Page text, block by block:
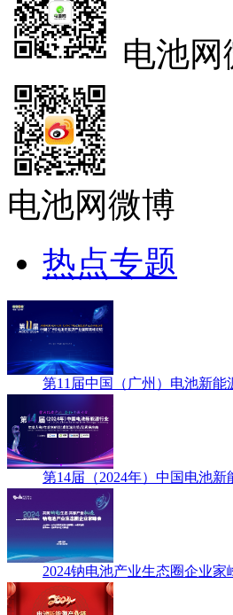
电池网
电池网微博
热点专题
第11届中国（广州）电池新能
第14届（2024年）中国电池新
2024钠电池产业生态圈企业家